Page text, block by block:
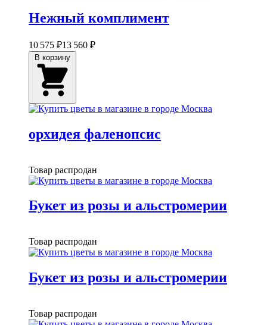
Нежный комплимент
10 575 ₽13 560 ₽
орхидея фаленопсис
Товар распродан
Букет из розы и альстромерии
Товар распродан
Букет из розы и альстромерии
Товар распродан